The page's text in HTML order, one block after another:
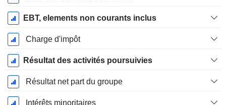
EBT, elements non courants inclus
Charge d'impôt
Résultat des activités poursuivies
Résultat net part du groupe
Intérêts minoritaires